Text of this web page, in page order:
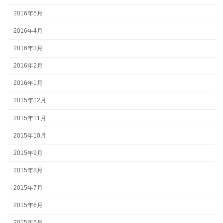
2016年5月
2016年4月
2016年3月
2016年2月
2016年1月
2015年12月
2015年11月
2015年10月
2015年9月
2015年8月
2015年7月
2015年6月